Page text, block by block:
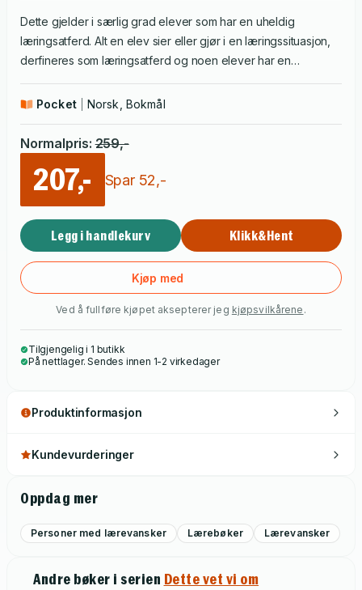
Dette gjelder i særlig grad elever som har en uheldig
læringsatferd. Alt en elev sier eller gjør i en læringssituasjon,
derfineres som læringsatferd og noen elever har en
finnes det elever som er i læringsvanskeligheter. I boka
av hvordan lærere oppfatter elevenes læringsatferd blir også
belyst. I tillegg redegjør boka for hva som kreves av en lærer
som ønsker å oppnå en positiv relasjon til elevene og bidra til
at de utnytter læringspotensialet sitt.
Pocket Norsk, Bokmål
Normalpris: 259,-
207,- Spar 52,-
Legg i handlekurv Klikk&Hent
Kjøp med
Ved å fullføre kjøpet aksepterer jeg kjøpsvilkårene .
Tilgjengelig i 1 butikk
På nettlager. Sendes innen 1-2 virkedager
Produktinformasjon
Kundevurderinger
Oppdag mer
Personer med lærevansker Lærebøker Lærevansker
Andre bøker i serien Dette vet vi om